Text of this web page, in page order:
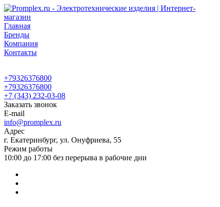
Главная
Бренды
Компания
Контакты
+79326376800
+79326376800
+7 (343) 232-03-08
Заказать звонок
E-mail
info@promplex.ru
Адрес
г. Екатеринбург, ул. Онуфриева, 55
Режим работы
10:00 до 17:00 без перерыва в рабочие дни